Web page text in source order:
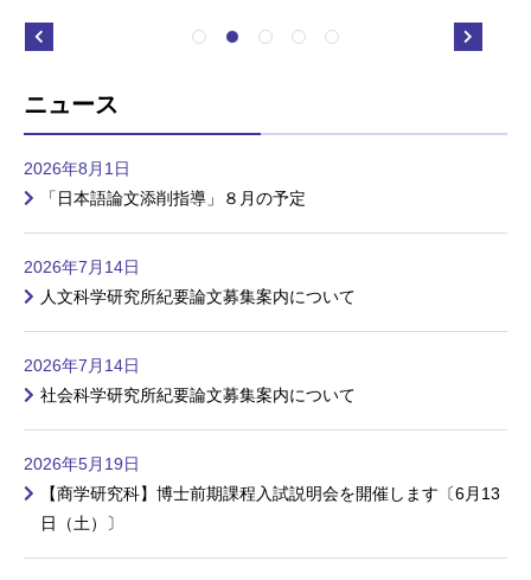
ニュース
2026年8月1日
「日本語論文添削指導」８月の予定
2026年7月14日
人文科学研究所紀要論文募集案内について
2026年7月14日
社会科学研究所紀要論文募集案内について
2026年5月19日
【商学研究科】博士前期課程入試説明会を開催します〔6月13
日（土）〕